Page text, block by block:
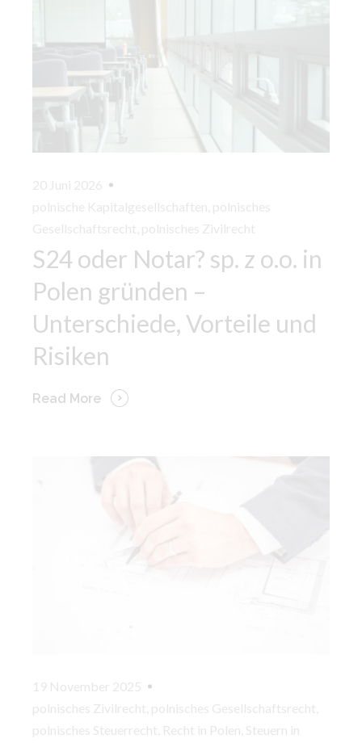
20 Juni 2026
polnische Kapitalgesellschaften polnisches
Gesellschaftsrecht polnisches Zivilrecht
S24 oder Notar? sp. z o.o. in
Polen gründen –
Unterschiede, Vorteile und
Risiken
Read More
19 November 2025
polnisches Zivilrecht polnisches Gesellschaftsrecht
polnisches Steuerrecht Recht in Polen Steuern in